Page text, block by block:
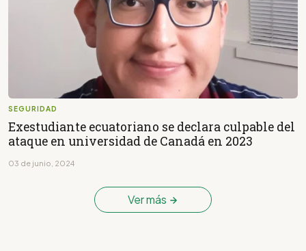
SEGURIDAD
Exestudiante ecuatoriano se declara culpable del
ataque en universidad de Canadá en 2023
03 de junio, 2024
Ver más